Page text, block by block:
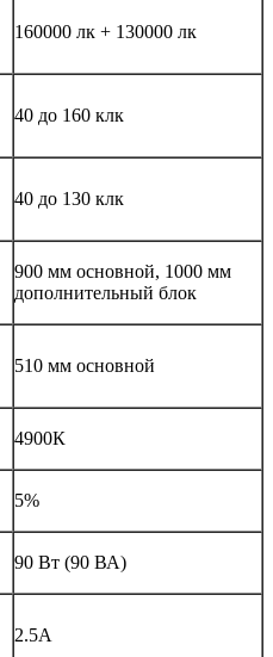
160000 лк + 130000 лк
40 до 160 клк
40 до 130 клк
900 мм основной, 1000 мм
дополнительный блок
510 мм основной
4900К
5%
90 Вт (90 ВА)
2.5А